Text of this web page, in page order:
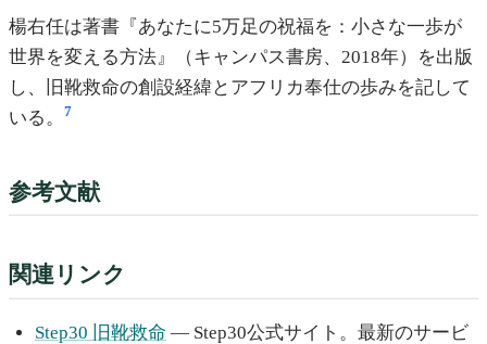
楊右任は著書『あなたに5万足の祝福を：小さな一歩が
世界を変える方法』（キャンパス書房、2018年）を出版
し、旧靴救命の創設経緯とアフリカ奉仕の歩みを記して
いる。
7
参考文献
関連リンク
Step30 旧靴救命 — Step30公式サイト。最新のサービ